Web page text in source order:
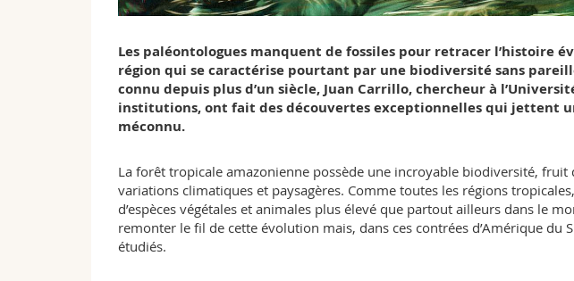
Les paléontologues manquent de fossiles pour retracer l’histoire
région qui se caractérise pourtant par une biodiversité sans
connu depuis plus d’un siècle, Juan Carrillo, chercheur à
institutions, ont fait des découvertes exceptionnelles qui jettent
méconnu.
La forêt tropicale amazonienne possède une incroyable biodiversité,
variations climatiques et paysagères. Comme toutes les régions
d’espèces végétales et animales plus élevé que partout ailleurs dans le
remonter le fil de cette évolution mais, dans ces contrées d’Amérique du
étudiés.